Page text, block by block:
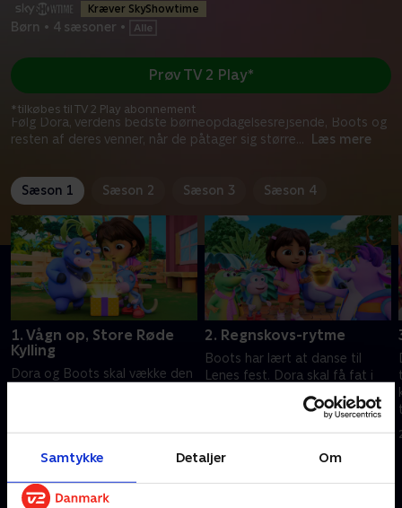
Samtykke Detaljer Om
Kræver SkyShowtime
Børn • 4 sæsoner •
Følg Dora, verdens bedste børneopdagelsesrejsende, Boots og
resten af deres venner, når de påtager sig større... Læs mere
Prøv TV 2 Play*
*tilkøbes til TV 2 Play abonnement
Sæson 1 Sæson 2 Sæson 3 Sæson 4
1. Vågn op, Store Røde
Kylling
Dora og Boots skal vække den
2. Regnskovs-rytme
Boots har lært at danse til
Lenes fest. Dora skal få fat i
Andre så også